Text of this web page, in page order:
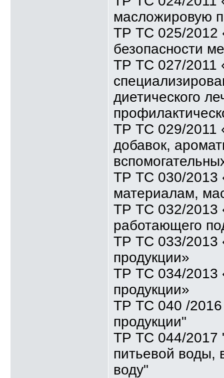
масложировую
ТР ТС 025/2012
безопасности
ТР ТС 027/2011
диетического
ТР ТС 029/2011
добавок,
ТР ТС 030/2013
материалам,
ТР ТС 032/2013
работающего
ТР ТС 033/2013
продукции»
ТР ТС 034/2013
продукции»
ТР ТС 040 /
продукции"
ТР ТС 044/2017
питьевой воды,
воду"